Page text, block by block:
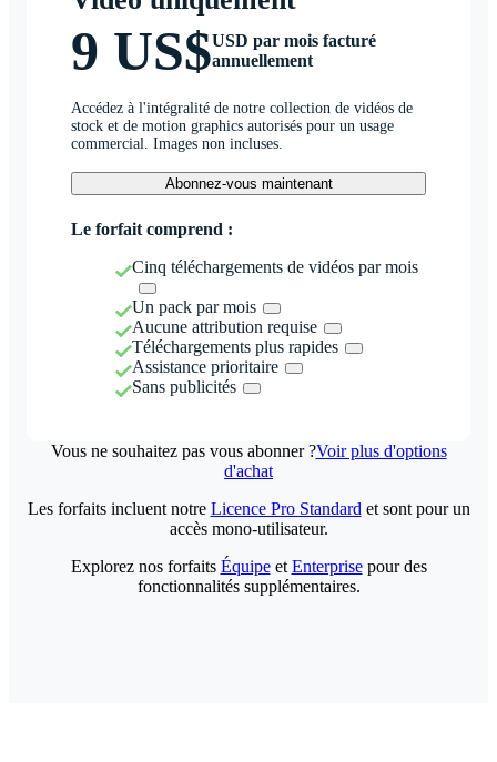
9 US$USD par mois facturé
annuellement
Accédez à l'intégralité de notre collection de vidéos de
stock et de motion graphics autorisés pour un usage
commercial. Images non incluses.
Abonnez-vous maintenant
Le forfait comprend :
Cinq téléchargements de vidéos par mois
Un pack par mois
Aucune attribution requise
Téléchargements plus rapides
Assistance prioritaire
Sans publicités
Vous ne souhaitez pas vous abonner ?Voir plus d'options
d'achat
Les forfaits incluent notre Licence Pro Standard et sont pour un
accès mono-utilisateur.
Explorez nos forfaits Équipeet Enterprisepour des
fonctionnalités supplémentaires.